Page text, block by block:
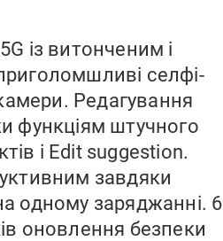
із витонченим і
селфі-
Редагування
функціям штучного
і Edit suggestion.
завдяки
одному заряджанні. 6
оновлення безпеки